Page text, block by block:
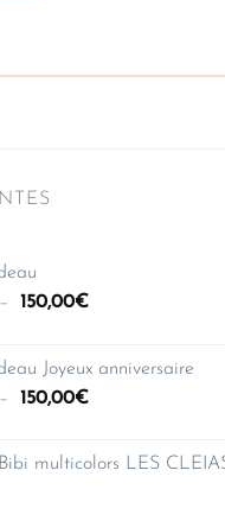
– 150,00€Plage
35,00€
à
Joyeux anniversaire
– 150,00€Plage
35,00€
multicolors LES